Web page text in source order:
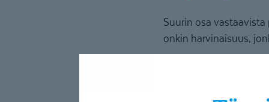
Suurin osa
onkin harvinaisuus,